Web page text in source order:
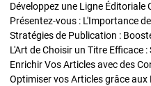
Développez une Ligne Éditoriale
Présentez-vous : L'Importance
L'Art de Choisir un Titre Efficace
Optimiser vos Articles grâce aux